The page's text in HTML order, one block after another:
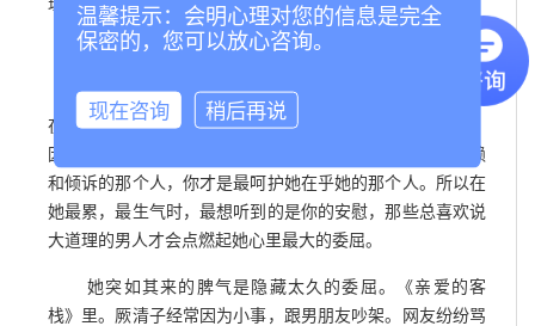
男人有思考问题的理性，但女人更有较劲的小脾气。
男人从来都不知道为什么这个平时柔柔弱弱的女人，
在听到这么多大道理的时候，为什么会变得如此河东狮吼。
因为她以为你才是最理解她的那个人，你才是最值得她信赖
和倾诉的那个人，你才是最呵护她在乎她的那个人。所以在
她最累，最生气时，最想听到的是你的安慰，那些总喜欢说
大道理的男人才会点燃起她心里最大的委屈。
她突如其来的脾气是隐藏太久的委屈。《亲爱的客
栈》里。厥清子经常因为小事，跟男朋友吵架。网友纷纷骂
温馨提示：会明心理对您的信息是完全
保密的，您可以放心咨询。
现在咨询 稍后再说